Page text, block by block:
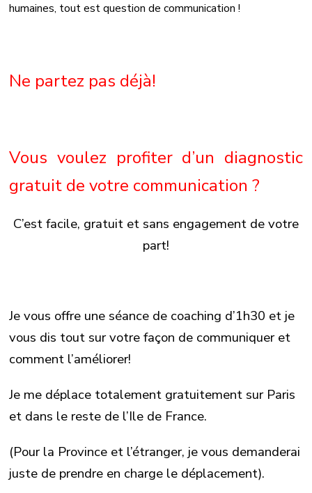
humaines, tout est question de communication !
Ne partez pas déjà!
Vous voulez profiter d’un diagnostic
gratuit de votre communication ?
C’est facile, gratuit et sans engagement de votre
part!
Je vous offre une séance de coaching d’1h30 et je
vous dis tout sur votre façon de communiquer et
comment l’améliorer!
Je me déplace totalement gratuitement sur Paris
et dans le reste de l’Ile de France.
(Pour la Province et l’étranger, je vous demanderai
juste de prendre en charge le déplacement).